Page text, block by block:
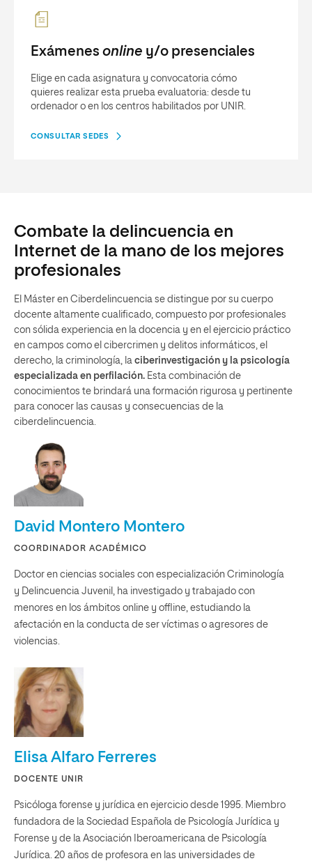
Exámenes online y/o presenciales
Elige en cada asignatura y convocatoria cómo
quieres realizar esta prueba evaluatoria: desde tu
ordenador o en los centros habilitados por UNIR.
CONSULTAR SEDES
Combate la delincuencia en
Internet de la mano de los mejores
profesionales
El Máster en Ciberdelincuencia se distingue por su cuerpo
docente altamente cualificado, compuesto por profesionales
con sólida experiencia en la docencia y en el ejercicio práctico
en campos como el cibercrimen y delitos informáticos, el
derecho, la criminología, la ciberinvestigación y la psicología
especializada en perfilación. Esta combinación de
conocimientos te brindará una formación rigurosa y pertinente
para conocer las causas y consecuencias de la
ciberdelincuencia.
David Montero Montero
COORDINADOR ACADÉMICO
Doctor en ciencias sociales con especialización Criminología
y Delincuencia Juvenil, ha investigado y trabajado con
menores en los ámbitos online y offline, estudiando la
afectación en la conducta de ser víctimas o agresores de
violencias.
Elisa Alfaro Ferreres
DOCENTE UNIR
Psicóloga forense y jurídica en ejercicio desde 1995. Miembro
fundadora de la Sociedad Española de Psicología Jurídica y
Forense y de la Asociación Iberoamericana de Psicología
Jurídica. 20 años de profesora en las universidades de